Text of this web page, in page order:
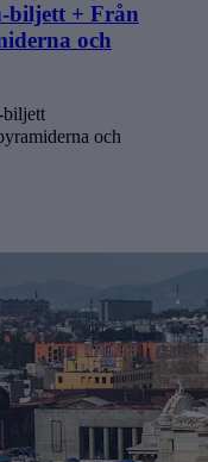
biljett + Från
och
biljett
och